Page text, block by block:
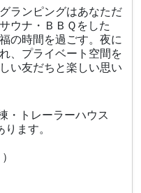
ランピングはあなただ
ウナ・ＢＢＱをした
の時間を過ごす。夜に
、プライベート空間を
い友だちと楽しい思い
・トレーラーハウス
ます。